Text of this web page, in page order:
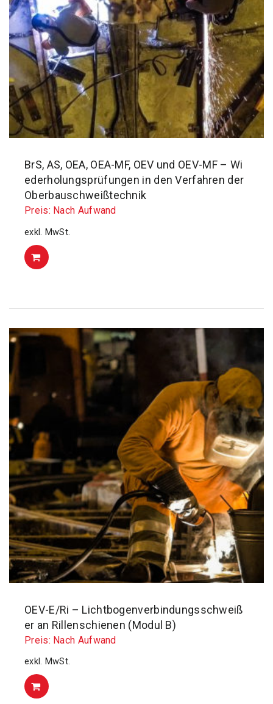
BrS, AS, OEA, OEA-MF, OEV und OEV-MF – Wi
ederholungsprüfungen in den Verfahren der
Oberbauschweißtechnik
Preis: Nach Aufwand
exkl. MwSt.
OEV-E/Ri – Lichtbogenverbindungsschweiß
er an Rillenschienen (Modul B)
Preis: Nach Aufwand
exkl. MwSt.